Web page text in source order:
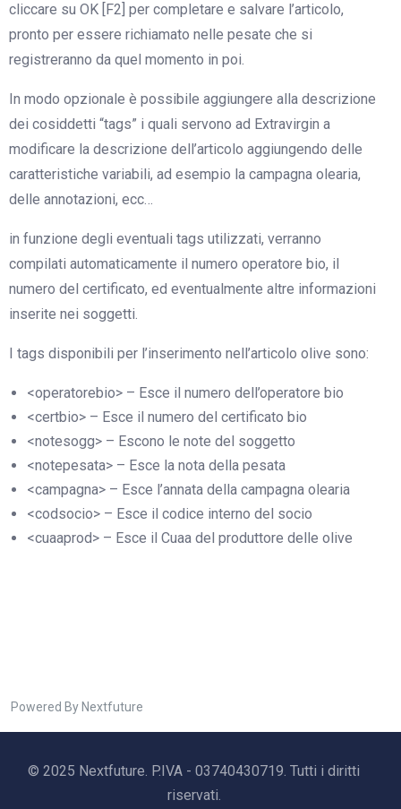
cliccare su OK [F2] per completare e salvare l’articolo,
pronto per essere richiamato nelle pesate che si
registreranno da quel momento in poi.
In modo opzionale è possibile aggiungere alla descrizione
dei cosiddetti “tags” i quali servono ad Extravirgin a
modificare la descrizione dell’articolo aggiungendo delle
caratteristiche variabili, ad esempio la campagna olearia,
delle annotazioni, ecc…
in funzione degli eventuali tags utilizzati, verranno
compilati automaticamente il numero operatore bio, il
numero del certificato, ed eventualmente altre informazioni
inserite nei soggetti.
I tags disponibili per l’inserimento nell’articolo olive sono:
<operatorebio> – Esce il numero dell’operatore bio
<certbio> – Esce il numero del certificato bio
<notesogg> – Escono le note del soggetto
<notepesata> – Esce la nota della pesata
<campagna> – Esce l’annata della campagna olearia
<codsocio> – Esce il codice interno del socio
<cuaaprod> – Esce il Cuaa del produttore delle olive
Powered By Nextfuture
© 2025 Nextfuture. P.IVA - 03740430719. Tutti i diritti
riservati.